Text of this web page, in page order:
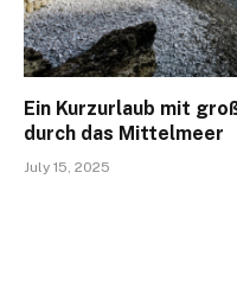
Ein Kurzurlaub mit
durch das Mittelmeer
July 15, 2025